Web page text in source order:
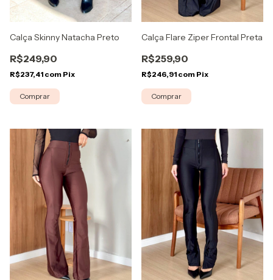
Calça Skinny Natacha Preto
R$249,90
R$237,41 com Pix
Comprar
Calça Flare Ziper Frontal Preta
R$259,90
R$246,91 com Pix
Comprar